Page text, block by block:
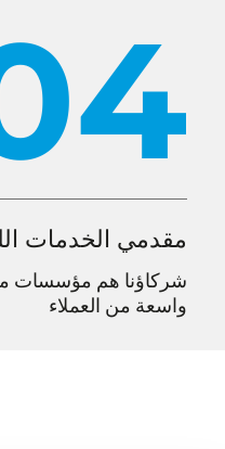
مقدمي الخدمات
شركاؤنا هم مؤسسات
واسعة من العملاء